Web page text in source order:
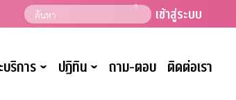
เข้าสู่ระบบ
ริการˇ ปฏิทินˇ ถาม-ตอบ ติดต่อเรา